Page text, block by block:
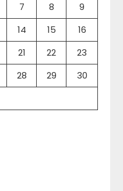
7 8
9
14 15
16
21 22
23
28 29
30